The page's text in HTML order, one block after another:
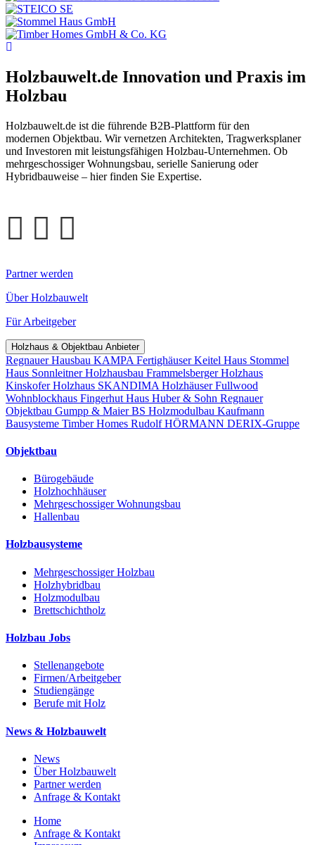
Holzbauwelt.de Innovation und Praxis im
Holzbau
Holzbauwelt.de ist die führende B2B-Plattform für den
modernen Objektbau. Wir vernetzen Architekten, Tragwerksplaner
und Investoren mit leistungsfähigen Holzbau-Unternehmen. Ob
mehrgeschossiger Wohnungsbau, serielle Sanierung oder
Hybridbauweise – hier finden Sie Expertise.
Partner werden
Über Holzbauwelt
Für Arbeitgeber
Holzhaus & Objektbau Anbieter
Regnauer Hausbau KAMPA FertighäuserKeitel Haus Stommel
Haus Sonnleitner Holzhausbau Frammelsberger Holzhaus
Kinskofer Holzhaus SKANDIMA HolzhäuserFullwood
Wohnblockhaus Fingerhut Haus Huber & Sohn Regnauer
Objektbau Gumpp & MaierBS Holzmodulbau Kaufmann
Bausysteme Timber Homes Rudolf HÖRMANN DERIX-Gruppe
Objektbau
Bürogebäude
Holzhochhäuser
Mehrgeschossiger Wohnungsbau
Hallenbau
Holzbausysteme
Mehrgeschossiger Holzbau
Holzhybridbau
Holzmodulbau
Brettschichtholz
Holzbau Jobs
Stellenangebote
Firmen/Arbeitgeber
Studiengänge
Berufe mit Holz
News & Holzbauwelt
News
Über Holzbauwelt
Partner werden
Anfrage & Kontakt
Home
Anfrage & Kontakt